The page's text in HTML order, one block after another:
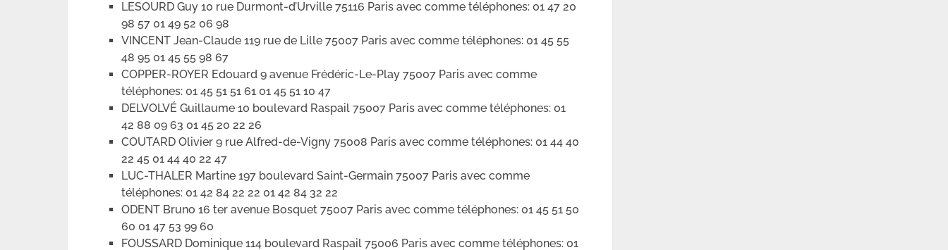
LESOURD Guy 10 rue Durmont-d’Urville 75116 Paris avec comme téléphones: 01 47 20
98 57 01 49 52 06 98
VINCENT Jean-Claude 119 rue de Lille 75007 Paris avec comme téléphones: 01 45 55
48 95 01 45 55 98 67
COPPER-ROYER Edouard 9 avenue Frédéric-Le-Play 75007 Paris avec comme
téléphones: 01 45 51 51 61 01 45 51 10 47
DELVOLVÉ Guillaume 10 boulevard Raspail 75007 Paris avec comme téléphones: 01
42 88 09 63 01 45 20 22 26
COUTARD Olivier 9 rue Alfred-de-Vigny 75008 Paris avec comme téléphones: 01 44 40
22 45 01 44 40 22 47
LUC-THALER Martine 197 boulevard Saint-Germain 75007 Paris avec comme
téléphones: 01 42 84 22 22 01 42 84 32 22
ODENT Bruno 16 ter avenue Bosquet 75007 Paris avec comme téléphones: 01 45 51 50
60 01 47 53 99 60
FOUSSARD Dominique 114 boulevard Raspail 75006 Paris avec comme téléphones: 01